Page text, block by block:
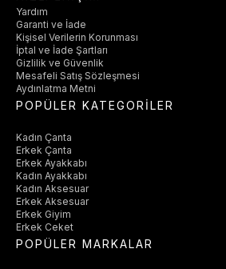
Yardım
Garanti ve İade
Kişisel Verilerin Korunması
İptal ve İade Şartları
Gizlilik ve Güvenlik
Mesafeli Satış Sözleşmesi
Aydınlatma Metni
POPÜLER KATEGORİLER
Kadın Çanta
Erkek Çanta
Erkek Ayakkabı
Kadın Ayakkabı
Kadın Aksesuar
Erkek Aksesuar
Erkek Giyim
Erkek Ceket
POPÜLER MARKALAR